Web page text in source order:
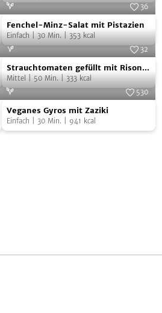
orientalischer
Salat
mit
geröstetem
Brot
Fenchel-
Minz-
Salat
mit
Pistazien
Foto: Bettina Matthaei-Ulrike Gonder
36
Fenchel-Minz-Salat mit Pistazien
Einfach| 30 Min.| 353kcal
Strauchtomaten
gefüllt
mit
Risoni
an
Foto:
32
Strauchtomaten gefüllt mit Risoni
an gegrillten Römerherzen
Mittel 50 Min.| 333kcal
Veganes
Gyros
mit
Foto:
530
Veganes Gyros mit Zaziki
Einfach 30 Min. 941 kcal